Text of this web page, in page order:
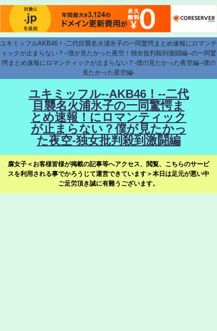
ユキミッフルAKB46！-二代目襲名火浦氷子の一同驚愕まとめ速報にロマンテ
ィックが止まらない？--僕が見たかった夜空！独女批判殺到激闘編--の一同驚
愕まとめ速報にロマンティックが止まらない？-僕の見たかった夜空編--僕の
見たかった星空編-
ユキミッフル--AKB46！--二代
目襲名火浦氷子の一同驚愕ま
とめ速報！にロマンティック
が止まらない？僕が見たかっ
た夜空-独女批判殺到激闘編
腐女子＜お客様皆様が掲載の記事等へアクセス、閲覧、こちらのサービ
スを利用される事でかろうじて運営できています＞本日は足元が悪い中
ご足労頂き誠に有難うございます。